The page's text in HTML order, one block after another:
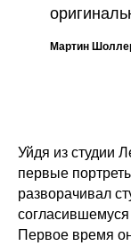
Мартин
Уйдя из студии
первые
разворачивал
Первое время